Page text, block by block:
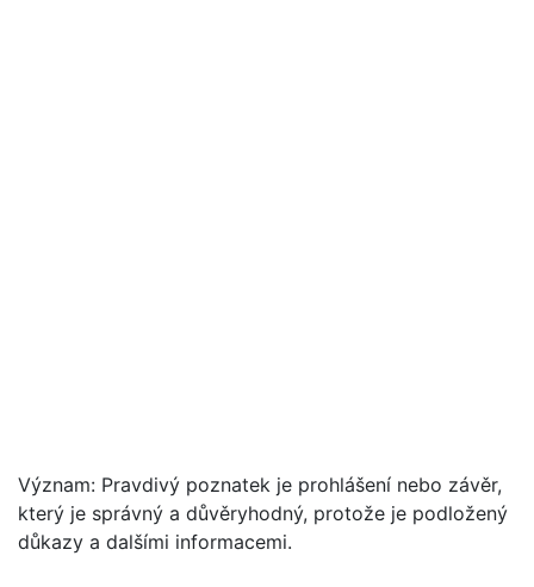
Význam: Pravdivý poznatek je prohlášení nebo závěr,
který je správný a důvěryhodný, protože je podložený
důkazy a dalšími informacemi.